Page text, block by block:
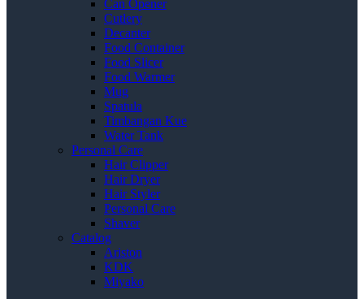
Can Opener
Cutlery
Decanter
Food Container
Food Slicer
Food Warmer
Mug
Spatula
Timbangan Kue
Water Tank
Personal Care
Hair Clipper
Hair Dryer
Hair Styler
Personal Care
Shaver
Catalog
Ariston
KDK
Miyako